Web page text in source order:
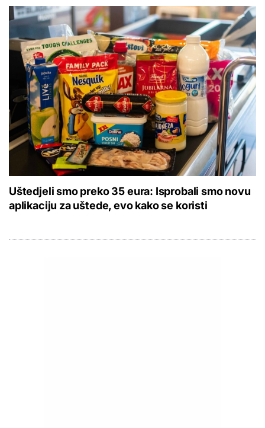
Uštedjeli smo preko 35 eura: Isprobali smo novu
aplikaciju za uštede, evo kako se koristi